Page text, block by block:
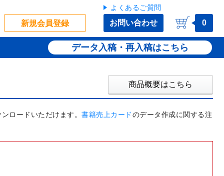
新規会員登録
よくあるご質問
お問い合わせ 0
データ入稿・再入稿
商品概要はこちら
ロードいただけます。 書籍売上カードのデータ作成に関する注